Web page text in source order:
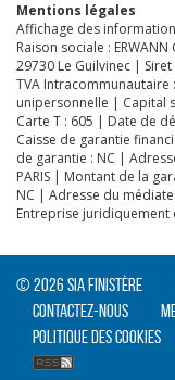
Mentions légales
Affichage des
Raison sociale :
29730 Le Guilvinec |
TVA Intracommunautaire
unipersonnelle | Capital
Carte T : 605 | Date de
Caisse de garantie
de garantie : NC |
PARIS | Montant de la
NC | Adresse du
Entreprise
© 2026 SIA Finistère
Contactez-nous
Politique des cookies